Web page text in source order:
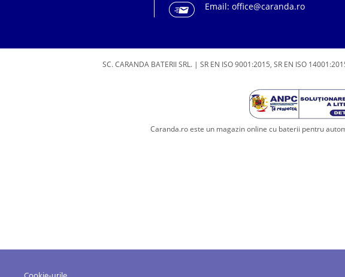
Email: office@caranda.ro
SC. CARANDA BATERII SRL. | SR EN ISO 9001:2015, SR EN ISO
Caranda.ro este un magazin online cu baterii pentru